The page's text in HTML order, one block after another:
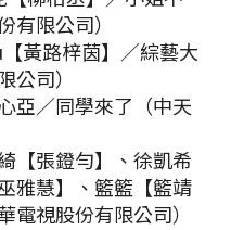
有限公司）
黃路梓茵】／綜藝大
公司）
亞／同學來了（中天
【張鐙勻】、徐凱希
雅慧】、籃籃【籃靖
電視股份有限公司）